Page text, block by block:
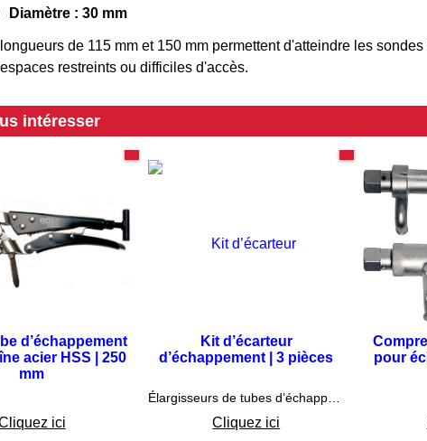
Diamètre : 30 mm
de 115 mm et 150 mm permettent d'atteindre les
restreints ou difficiles d'accès.
intéresser
Spécial échappement
d’échappement
acier HSS | 250
mm
ici
TUTORIEL PDF
Kit d’écarteur
d’échappement | 3 pièces
€60.75 Élargisseurs de tubes d’échappement | 3 pièces
Cliquez ici
pour